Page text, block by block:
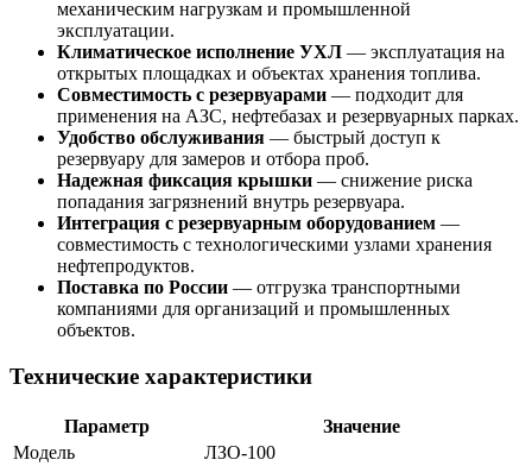
механическим нагрузкам и промышленной
эксплуатации.
Климатическое исполнение УХЛ — эксплуатация на
открытых площадках и объектах хранения топлива.
Совместимость с резервуарами — подходит для
применения на АЗС, нефтебазах и резервуарных парках.
Удобство обслуживания — быстрый доступ к
резервуару для замеров и отбора проб.
Надежная фиксация крышки — снижение риска
попадания загрязнений внутрь резервуара.
Интеграция с резервуарным оборудованием —
совместимость с технологическими узлами хранения
нефтепродуктов.
Поставка по России — отгрузка транспортными
компаниями для организаций и промышленных
объектов.
Технические характеристики
Параметр
Значение
Модель
ЛЗО-100